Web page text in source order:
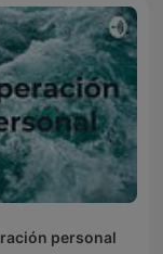
personal